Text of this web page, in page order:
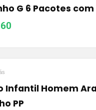
G 6 Pacotes com
Infantil Homem
PP